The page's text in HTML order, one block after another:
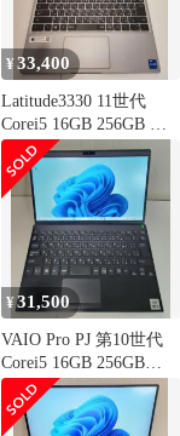
¥33,400
Latitude3330 11世代
Corei5 16GB 256GB フ
ルHD
¥31,500
VAIO Pro PJ 第10世代
Corei5 16GB 256GB
FHD